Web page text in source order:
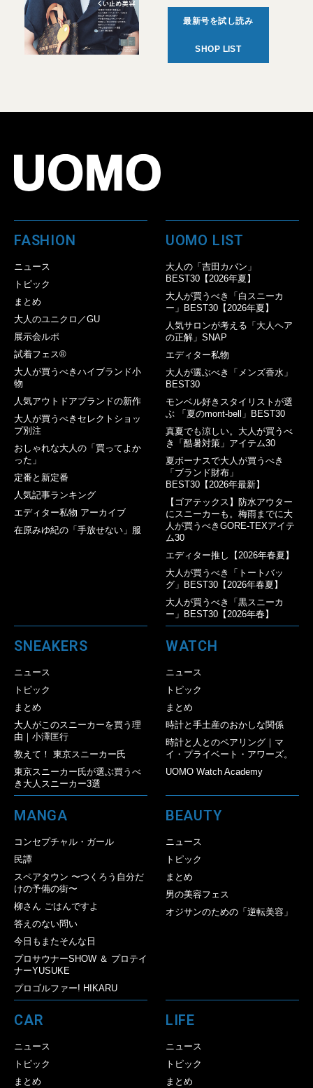
最新号を試し読み
SHOP LIST
FASHION
ニュース
トピック
まとめ
大人のユニクロ／GU
展示会ルポ
試着フェス®︎
大人が買うべきハイブランド小
物
人気アウトドアブランドの新作
大人が買うべきセレクトショッ
プ別注
おしゃれな大人の「買ってよか
った」
定番と新定番
人気記事ランキング
エディター私物 アーカイブ
在原みゆ紀の「手放せない」服
UOMO LIST
大人の「吉田カバン」
BEST30【2026年夏】
大人が買うべき「白スニーカ
ー」BEST30【2026年夏】
人気サロンが考える「大人ヘア
の正解」SNAP
エディター私物
大人が選ぶべき「メンズ香水」
BEST30
モンベル好きスタイリストが選
ぶ 「夏のmont-bell」BEST30
真夏でも涼しい。大人が買うべ
き「酷暑対策」アイテム30
夏ボーナスで大人が買うべき
「ブランド財布」
BEST30【2026年最新】
【ゴアテックス】防水アウター
にスニーカーも。梅雨までに大
人が買うべきGORE-TEXアイテ
ム30
エディター推し【2026年春夏】
大人が買うべき「トートバッ
グ」BEST30【2026年春夏】
大人が買うべき「黒スニーカ
ー」BEST30【2026年春】
SNEAKERS
ニュース
トピック
まとめ
大人がこのスニーカーを買う理
由｜小澤匡行
教えて！ 東京スニーカー氏
東京スニーカー氏が選ぶ買うべ
き大人スニーカー3選
WATCH
ニュース
トピック
まとめ
時計と手土産のおかしな関係
時計と人とのペアリング｜マ
イ・プライベート・アワーズ。
UOMO Watch Academy
MANGA
コンセプチャル・ガール
民譚
スペアタウン 〜つくろう自分だ
けの予備の街〜
柳さん ごはんですよ
答えのない問い
今日もまたそんな日
プロサウナーSHOW ＆ プロテイ
ナーYUSUKE
プロゴルファー! HIKARU
BEAUTY
ニュース
トピック
まとめ
男の美容フェス
オジサンのための「逆転美容」
CAR
ニュース
トピック
まとめ
LIFE
ニュース
トピック
まとめ